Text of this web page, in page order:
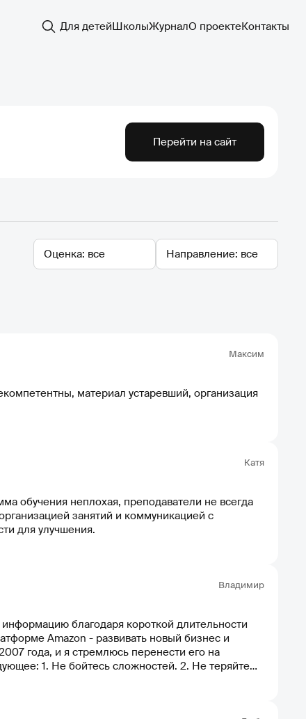
Для детейШколыЖурналО проектеКонтакты
Перейти на сайт
Оценка Направление
Максим
материал устаревший, организация
Катя
обучения неплохая, преподаватели не всегда
занятий и коммуникацией с
для улучшения.
Владимир
благодаря короткой длительности
Amazon - развивать новый бизнес и
года, и я стремлюсь перенести его на
1. Не бойтесь сложностей. 2. Не теряйте
как на возможность найти решение проблем.